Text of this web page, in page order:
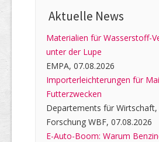
Aktuelle News
Materialien für Wasserstoff-
unter der Lupe
EMPA, 07.08.2026
Importerleichterungen für
Futterzwecken
Departements für Wirtschaft,
Forschung WBF, 07.08.2026
E-Auto-Boom: Warum